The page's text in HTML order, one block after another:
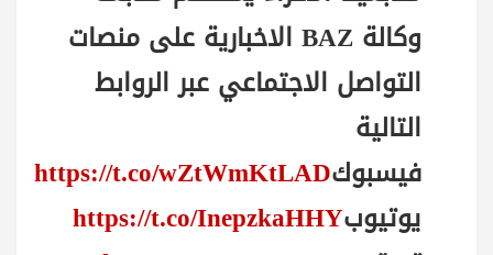
وكالة BAZ الاخبارية على منصات
التواصل الاجتماعي عبر الروابط
التالية
فيسبوكhttps://t.co/wZtWmKtLAD
يوتيوبhttps://t.co/InepzkaHHY